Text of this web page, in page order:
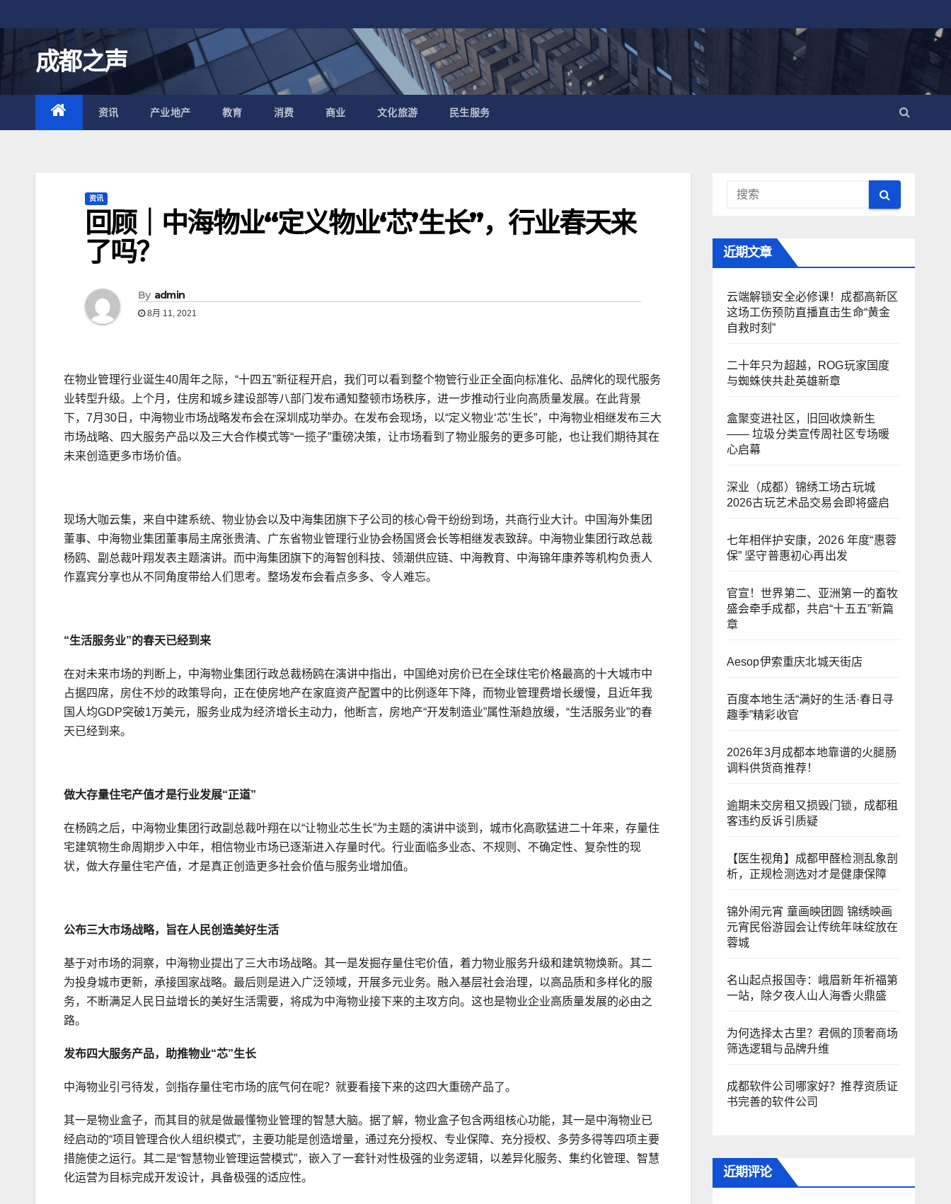
至
内
容
成都之声
资讯 产业地产 教育 消费 商业 文化旅游 民生服务
资讯
回顾｜中海物业“定义物业‘芯’生长”，行业春天来
了吗？
By admin
8月 11, 2021
在物业管理行业诞生40周年之际，“十四五”新征程开启，我们可以看到整个物管行业正全面向标准化、品牌化的现代服务
业转型升级。上个月，住房和城乡建设部等八部门发布通知整顿市场秩序，进一步推动行业向高质量发展。在此背景
下，7月30日，中海物业市场战略发布会在深圳成功举办。在发布会现场，以“定义物业‘芯’生长”，中海物业相继发布三大
市场战略、四大服务产品以及三大合作模式等“一揽子”重磅决策，让市场看到了物业服务的更多可能，也让我们期待其在
未来创造更多市场价值。
现场大咖云集，来自中建系统、物业协会以及中海集团旗下子公司的核心骨干纷纷到场，共商行业大计。中国海外集团
董事、中海物业集团董事局主席张贵清、广东省物业管理行业协会杨国贤会长等相继发表致辞。中海物业集团行政总裁
杨鸥、副总裁叶翔发表主题演讲。而中海集团旗下的海智创科技、领潮供应链、中海教育、中海锦年康养等机构负责人
作嘉宾分享也从不同角度带给人们思考。整场发布会看点多多、令人难忘。
“生活服务业”的春天已经到来
在对未来市场的判断上，中海物业集团行政总裁杨鸥在演讲中指出，中国绝对房价已在全球住宅价格最高的十大城市中
占据四席，房住不炒的政策导向，正在使房地产在家庭资产配置中的比例逐年下降，而物业管理费增长缓慢，且近年我
国人均GDP突破1万美元，服务业成为经济增长主动力，他断言，房地产“开发制造业”属性渐趋放缓，“生活服务业”的春
天已经到来。
做大存量住宅产值才是行业发展“正道”
在杨鸥之后，中海物业集团行政副总裁叶翔在以“让物业芯生长”为主题的演讲中谈到，城市化高歌猛进二十年来，存量住
宅建筑物生命周期步入中年，相信物业市场已逐渐进入存量时代。行业面临多业态、不规则、不确定性、复杂性的现
状，做大存量住宅产值，才是真正创造更多社会价值与服务业增加值。
公布三大市场战略，旨在人民创造美好生活
基于对市场的洞察，中海物业提出了三大市场战略。其一是发掘存量住宅价值，着力物业服务升级和建筑物焕新。其二
为投身城市更新，承接国家战略。最后则是进入广泛领域，开展多元业务。融入基层社会治理，以高品质和多样化的服
务，不断满足人民日益增长的美好生活需要，将成为中海物业接下来的主攻方向。这也是物业企业高质量发展的必由之
路。
发布四大服务产品，助推物业“芯”生长
中海物业引弓待发，剑指存量住宅市场的底气何在呢？就要看接下来的这四大重磅产品了。
其一是物业盒子，而其目的就是做最懂物业管理的智慧大脑。据了解，物业盒子包含两组核心功能，其一是中海物业已
经启动的“项目管理合伙人组织模式”，主要功能是创造增量，通过充分授权、专业保障、充分授权、多劳多得等四项主要
措施使之运行。其二是“智慧物业管理运营模式”，嵌入了一套针对性极强的业务逻辑，以差异化服务、集约化管理、智慧
化运营为目标完成开发设计，具备极强的适应性。
近期文章
云端解锁安全必修课！成都高新区
这场工伤预防直播直击生命“黄金
自救时刻”
二十年只为超越，ROG玩家国度
与蜘蛛侠共赴英雄新章
盒聚变进社区，旧回收焕新生
—— 垃圾分类宣传周社区专场暖
心启幕
深业（成都）锦绣工场古玩城
2026古玩艺术品交易会即将盛启
七年相伴护安康，2026 年度“惠蓉
保” 坚守普惠初心再出发
官宣！世界第二、亚洲第一的畜牧
盛会牵手成都，共启“十五五”新篇
章
Aesop伊索重庆北城天街店
百度本地生活“满好的生活·春日寻
趣季”精彩收官
2026年3月成都本地靠谱的火腿肠
调料供货商推荐！
逾期未交房租又损毁门锁，成都租
客违约反诉引质疑
【医生视角】成都甲醛检测乱象剖
析，正规检测选对才是健康保障
锦外闹元宵 童画映团圆 锦绣映画
元宵民俗游园会让传统年味绽放在
蓉城
名山起点报国寺：峨眉新年祈福第
一站，除夕夜人山人海香火鼎盛
为何选择太古里？君佩的顶奢商场
筛选逻辑与品牌升维
成都软件公司哪家好？推荐资质证
书完善的软件公司
近期评论